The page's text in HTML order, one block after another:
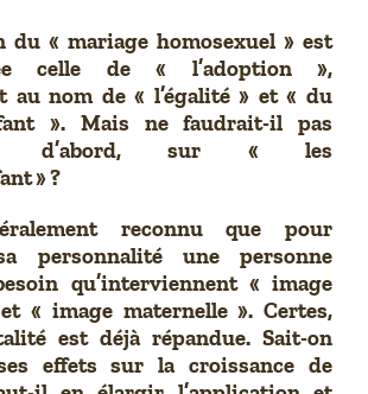
du « mariage homosexuel » est
celle de « l’adoption »,
au nom de « l’égalité » et « du
». Mais ne faudrait-il pas
d’abord, sur « les
» ?
reconnu que pour
personnalité une personne
qu’interviennent « image
« image maternelle ». Certes,
est déjà répandue. Sait-on
effets sur la croissance de